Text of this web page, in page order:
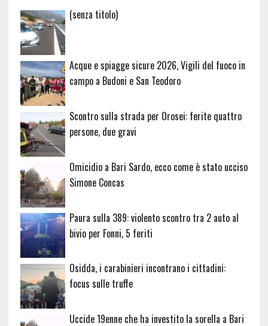
(senza titolo)Articolo
Acque e spiagge sicure 2026, Vigili del fuoco in
campo a Budoni e San Teodoro
Scontro sulla strada per Orosei: ferite quattro
persone, due gravi
Omicidio a Bari Sardo, ecco come è stato ucciso
Simone Concas
Paura sulla 389: violento scontro tra 2 auto al
bivio per Fonni, 5 feriti
Osidda, i carabinieri incontrano i cittadini:
focus sulle truffe
Uccide 19enne che ha investito la sorella a Bari